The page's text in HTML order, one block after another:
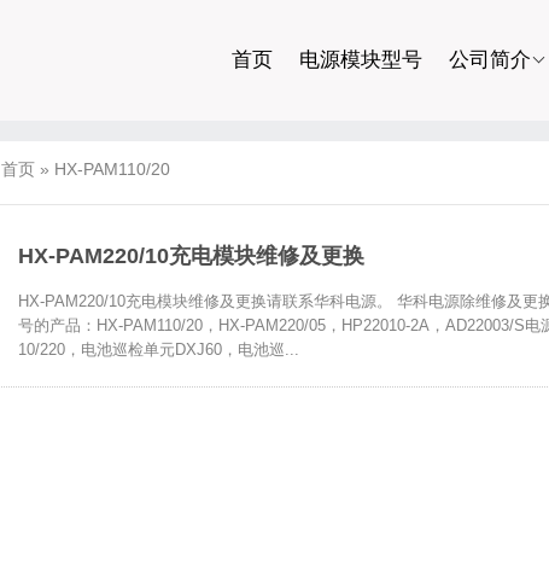
首页 电源模块型号 公司简介
首页 » HX-PAM110/20
HX-PAM220/10充电模块维修及更换
HX-PAM220/10充电模块维修及更换请联系华科电源。 华科电源除维修及更
号的产品：HX-PAM110/20，HX-PAM220/05，HP22010-2A，AD22003/S
10/220，电池巡检单元DXJ60，电池巡...